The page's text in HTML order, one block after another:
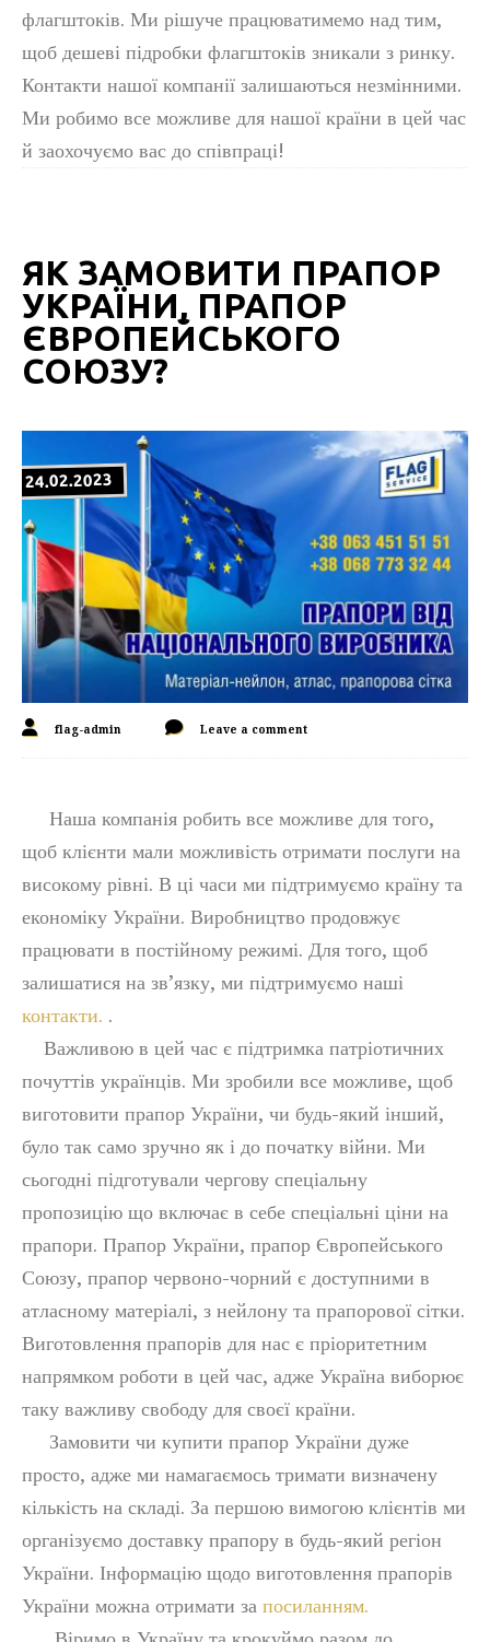
флагштоків. Ми рішуче працюватимемо над тим,
щоб дешеві підробки флагштоків зникали з ринку.
Контакти нашої компанії залишаються незмінними.
Ми робимо все можливе для нашої країни в цей час
й заохочуємо вас до співпраці!
ЯК ЗАМОВИТИ ПРАПОР
УКРАЇНИ, ПРАПОР
ЄВРОПЕЙСЬКОГО
СОЮЗУ?
24.02.2023
flag-admin Leave a comment
Наша компанія робить все можливе для того,
щоб клієнти мали можливість отримати послуги на
високому рівні. В ці часи ми підтримуємо країну та
економіку України. Виробництво продовжує
працювати в постійному режимі. Для того, щоб
залишатися на зв’язку, ми підтримуємо наші
контакти. .
Важливою в цей час є підтримка патріотичних
почуттів українців. Ми зробили все можливе, щоб
виготовити прапор України, чи будь-який інший,
було так само зручно як і до початку війни. Ми
сьогодні підготували чергову спеціальну
пропозицію що включає в себе спеціальні ціни на
прапори. Прапор України, прапор Європейського
Союзу, прапор червоно-чорний є доступними в
атласному матеріалі, з нейлону та прапорової сітки.
Виготовлення прапорів для нас є пріоритетним
напрямком роботи в цей час, адже Україна виборює
таку важливу свободу для своєї країни.
Замовити чи купити прапор України дуже
просто, адже ми намагаємось тримати визначену
кількість на складі. За першою вимогою клієнтів ми
організуємо доставку прапору в будь-який регіон
України. Інформацію щодо виготовлення прапорів
України можна отримати за посиланням.